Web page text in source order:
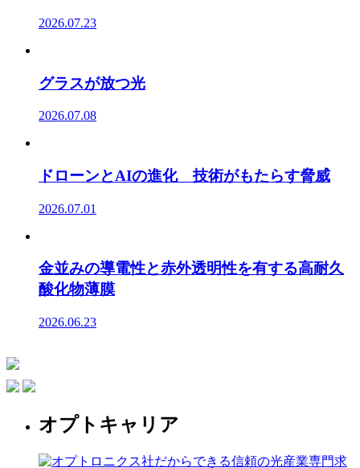
2026.07.23
グラスが放つ光
2026.07.08
ドローンとAIの進化 技術がもたらす脅威
2026.07.01
金並みの導電性と赤外透明性を有する高耐久
酸化物薄膜
2026.06.23
オプトキャリア